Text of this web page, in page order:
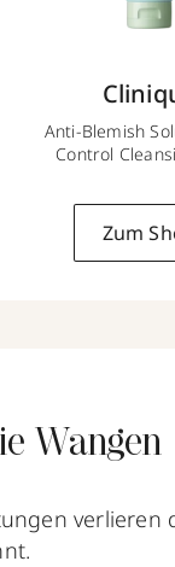
Anti-Blemish
Control
Zum
Wangen